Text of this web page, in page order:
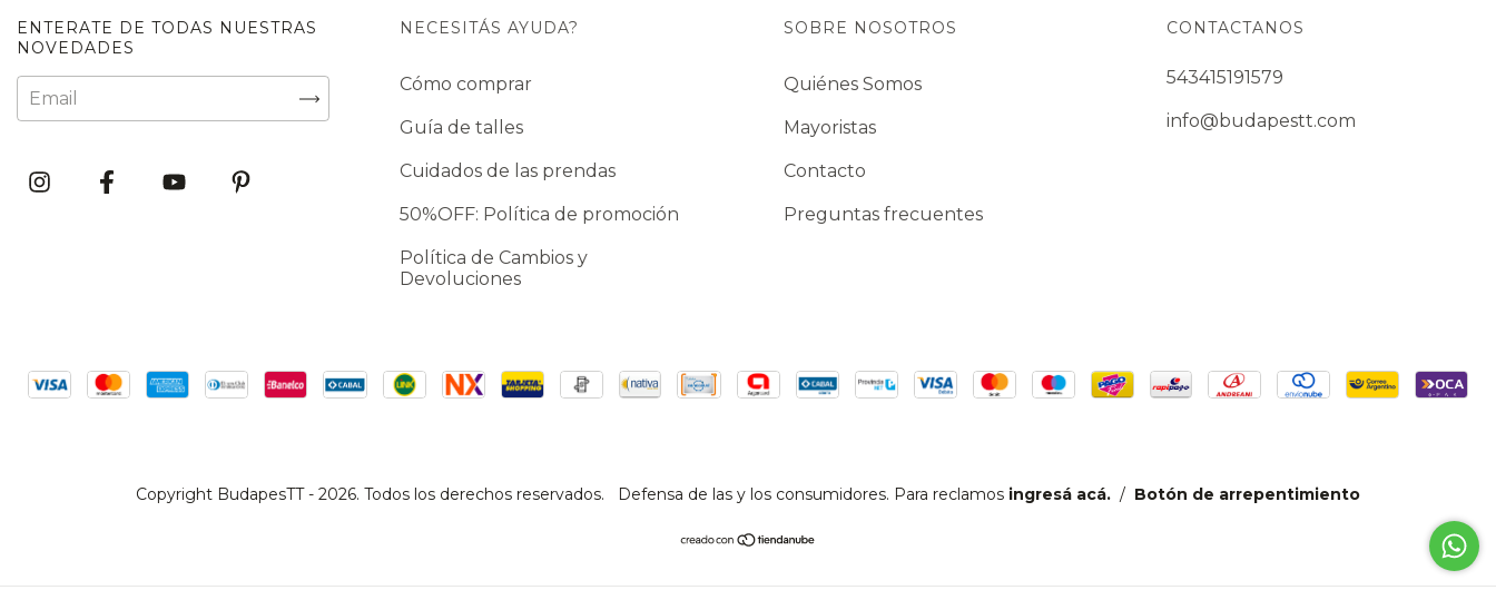
ENTERATE DE TODAS NUESTRAS
NOVEDADES
NECESITÁS AYUDA?
Cómo comprar
Guía de talles
Cuidados de las prendas
50%OFF: Política de promoción
Política de Cambios y
Devoluciones
SOBRE NOSOTROS
Quiénes Somos
Mayoristas
Contacto
Preguntas frecuentes
CONTACTANOS
543415191579
info@budapestt.com
Copyright BudapesTT - 2026. Todos los derechos reservados. Defensa de las y los consumidores. Para reclamos ingresá acá. / Botón de arrepentimiento